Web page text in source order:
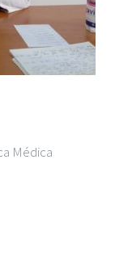
Médica